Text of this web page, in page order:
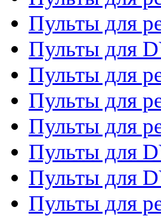
Пульты для
Пульты для
Пульты для
Пульты для
Пульты для
Пульты для
Пульты для
Пульты для